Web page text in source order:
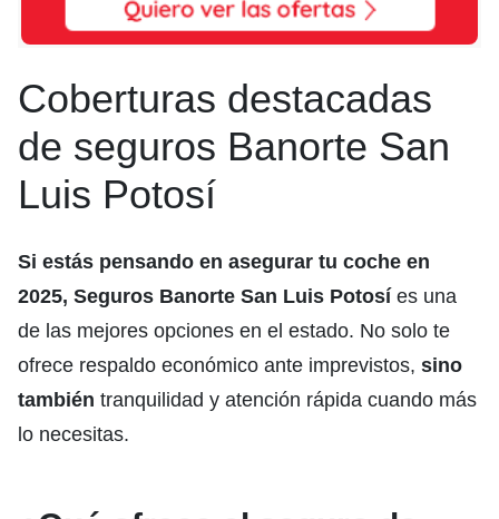
Coberturas destacadas
de seguros Banorte San
Luis Potosí
Si estás pensando en asegurar tu coche en
2025, Seguros Banorte San Luis Potosíes una
de las mejores opciones en el estado. No solo te
ofrece respaldo económico ante imprevistos, sino
también tranquilidad y atención rápida cuando más
lo necesitas.